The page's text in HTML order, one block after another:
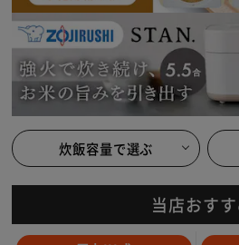
炊飯容量で選ぶ
当店おす
※ご確認ください
カートに入れる